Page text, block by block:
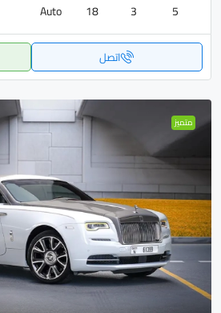
5
3
18
Auto
اتصل
متميز